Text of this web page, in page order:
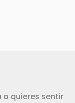
quieres sentir